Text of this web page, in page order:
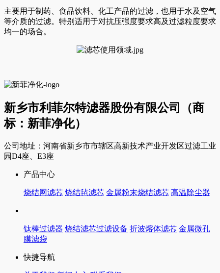
主要用于制药、食品饮料、化工产品的过滤，也用于水及空气
等介质的过滤。特别适用于对抗压强度要求高及过滤粒度要求
均一的场合。
新乡市利菲尔特滤器股份有限公司（商
标：新菲净化）
公司地址：河南省新乡市市辖区高新技术产业开发区过滤工业
园D4座、E3座
产品中心
烧结网滤芯 烧结毡滤芯 金属粉末烧结滤芯 高温除尘器
钛棒过滤器 烧结滤芯过滤设备 折波熔体滤芯 金属微孔
膜滤袋
快捷导航